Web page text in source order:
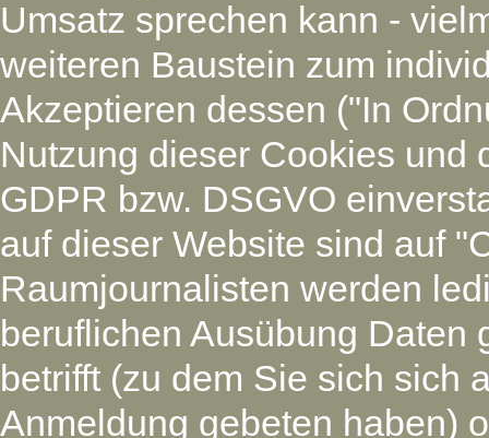
Umsatz sprechen kann -
weiteren Baustein zum
Akzeptieren dessen ("In
Nutzung dieser Cookies und
GDPR bzw. DSGVO
auf dieser Website sind auf
Raumjournalisten werden
beruflichen Ausübung Daten
betrifft (zu dem Sie sich sich
Anmeldung gebeten haben)